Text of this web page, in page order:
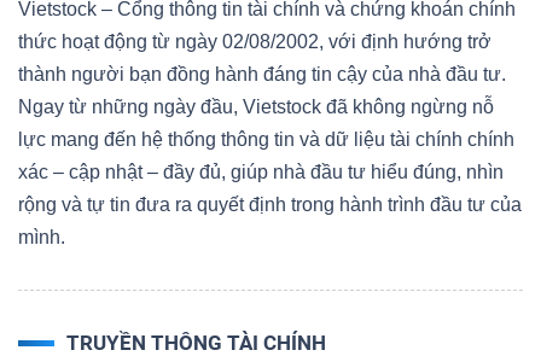
Vietstock – Cổng thông tin tài chính và chứng khoán chính
thức hoạt động từ ngày 02/08/2002, với định hướng trở
thành người bạn đồng hành đáng tin cậy của nhà đầu tư.
Ngay từ những ngày đầu, Vietstock đã không ngừng nỗ
lực mang đến hệ thống thông tin và dữ liệu tài chính chính
xác – cập nhật – đầy đủ, giúp nhà đầu tư hiểu đúng, nhìn
rộng và tự tin đưa ra quyết định trong hành trình đầu tư của
mình.
TRUYỀN THÔNG TÀI CHÍNH